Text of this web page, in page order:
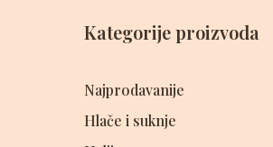
Kategorije proizvoda
Najprodavanije
Hlače i suknje